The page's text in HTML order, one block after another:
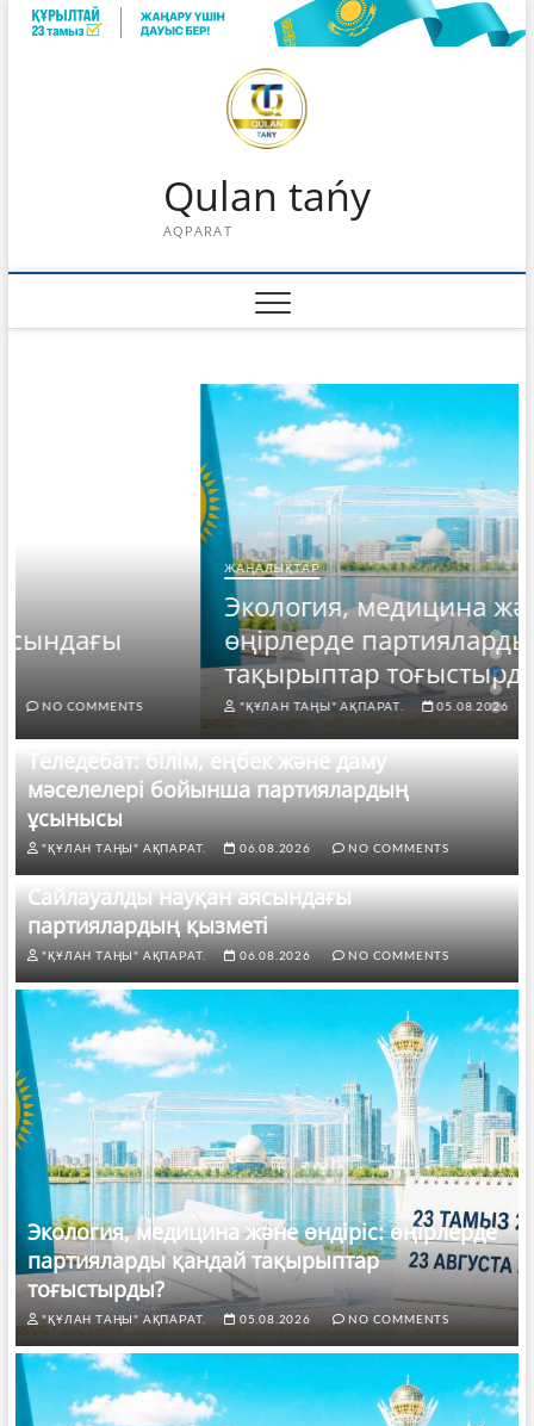
Skip
Qulan tańy
AQPARAT
Экология, медицина және өндіріс:
өңірлерде партияларды қандай
тақырыптар тоғыстырды?
"ҚҰЛАН ТАҢЫ" АҚПАРАТ. 05.08.2026 NO COMMENTS
Теледебат: білім, еңбек және даму
мәселелері бойынша партиялардың
ұсынысы
"ҚҰЛАН ТАҢЫ" АҚПАРАТ. 06.08.2026 NO COMMENTS
Сайлауалды науқан аясындағы
партиялардың қызметі
"ҚҰЛАН ТАҢЫ" АҚПАРАТ. 06.08.2026 NO COMMENTS
Экология, медицина және өндіріс: өңірлерде
партияларды қандай тақырыптар
тоғыстырды?
"ҚҰЛАН ТАҢЫ" АҚПАРАТ. 05.08.2026 NO COMMENTS